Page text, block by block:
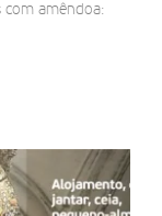
com amêndoa: